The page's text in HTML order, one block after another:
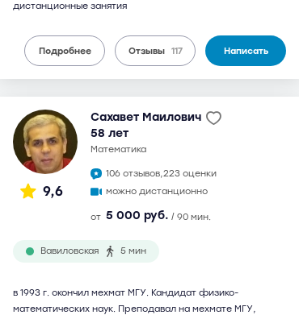
дистанционные занятия
Подробнее Отзывы 117 Написать
9,6
Сахавет Маилович
58 лет
математика
106 отзывов,223 оценки
можно дистанционно
от 5 000 руб. / 90 мин.
Вавиловская 5 мин
в 1993 г. окончил мехмат МГУ. Кандидат физико-
математических наук. Преподавал на мехмате МГУ,